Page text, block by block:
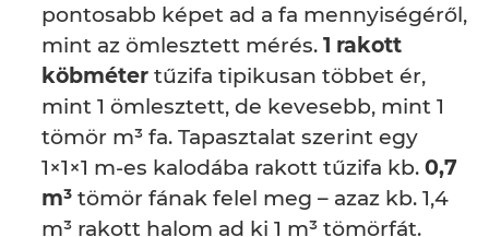
pontosabb képet ad a fa mennyiségéről,
mint az ömlesztett mérés. 1 rakott
köbméter tűzifa tipikusan többet ér,
mint 1 ömlesztett, de kevesebb, mint 1
tömör m³ fa. Tapasztalat szerint egy
1×1×1 m-es kalodába rakott tűzifa kb. 0,7
m³ tömör fának felel meg – azaz kb. 1,4
m³ rakott halom ad ki 1 m³ tömörfát.